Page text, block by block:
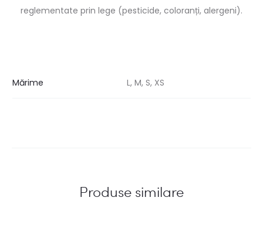
reglementate prin lege (pesticide, coloranți, alergeni).
Mărime L, M, S, XS
Produse similare